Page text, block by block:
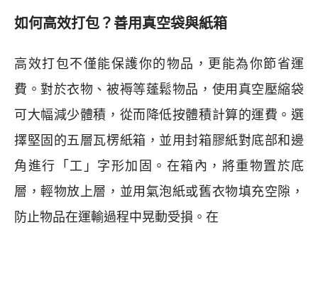
如何高效打包？善用真空袋與紙箱
高效打包不僅能保護你的物品，更能為你節省運
費。對於衣物、被褥等蓬鬆物品，使用真空壓縮袋
可大幅減少體積，從而降低按體積計算的運費。選
擇堅固的五層瓦楞紙箱，並用封箱膠紙對底部和邊
角進行「工」字形加固。在箱內，將重物置於底
層，輕物放上層，並用氣泡紙或舊衣物填充空隙，
防止物品在運輸過程中晃動受損。在